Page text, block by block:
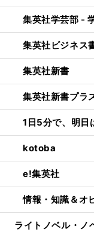
集英社学芸部 -
集英社ビジネス
集英社新書
集英社新書プラ
1日5分で、明
kotoba
e!集英社
情報・知識＆オ
ライトノベル・ノ